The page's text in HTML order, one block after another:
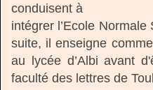
conduisent à
intégrer l’Ecole
suite, il enseigne
au lycée d’Albi avant
faculté des lettres de